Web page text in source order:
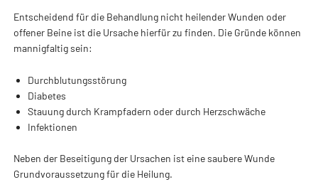
Entscheidend für die Behandlung nicht heilender Wunden oder
offener Beine ist die Ursache hierfür zu finden. Die Gründe können
mannigfaltig sein:
Durchblutungsstörung
Diabetes
Stauung durch Krampfadern oder durch Herzschwäche
Infektionen
Neben der Beseitigung der Ursachen ist eine saubere Wunde
Grundvoraussetzung für die Heilung.